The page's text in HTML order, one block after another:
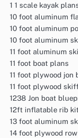
1 1 scale kayak
10 foot aluminum
10 foot aluminum
10 foot aluminum
11 foot aluminum
11 foot boat plans
11 foot plywood jon
11 foot plywood
1238 Jon boat
12ft inflatable rib kit
13 foot aluminum
14 foot plywood